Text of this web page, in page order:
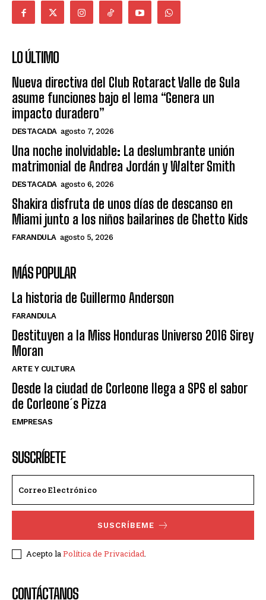
LO ÚLTIMO
Nueva directiva del Club Rotaract Valle de Sula
asume funciones bajo el lema “Genera un
impacto duradero”
DESTACADA agosto 7, 2026
Una noche inolvidable: La deslumbrante unión
matrimonial de Andrea Jordán y Walter Smith
DESTACADA agosto 6, 2026
Shakira disfruta de unos días de descanso en
Miami junto a los niños bailarines de Ghetto Kids
FARANDULA agosto 5, 2026
MÁS POPULAR
La historia de Guillermo Anderson
FARANDULA
Destituyen a la Miss Honduras Universo 2016 Sirey
Moran
ARTE Y CULTURA
Desde la ciudad de Corleone llega a SPS el sabor
de Corleone´s Pizza
EMPRESAS
SUSCRÍBETE
SUSCRÍBEME
Acepto laPolítica de Privacidad.
CONTÁCTANOS